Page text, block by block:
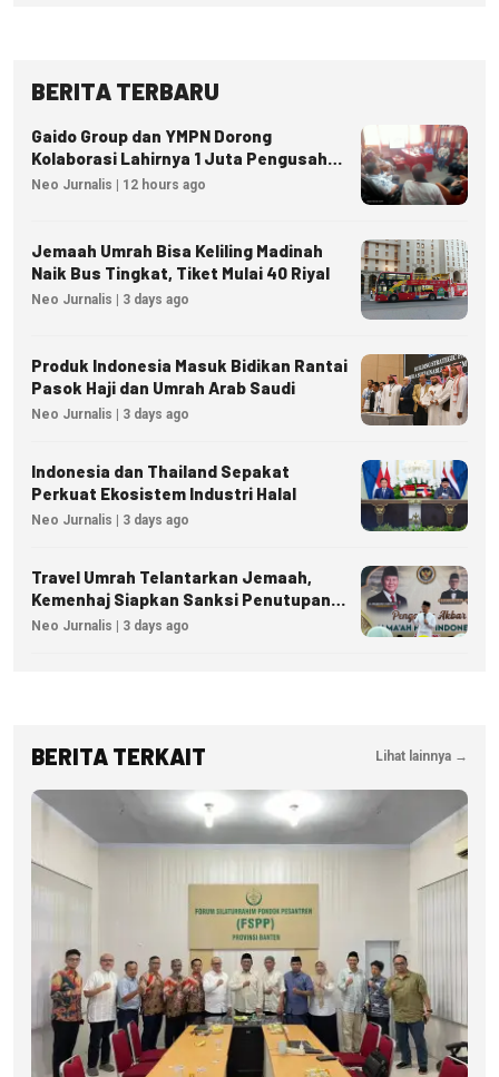
BERITA TERBARU
Gaido Group dan YMPN Dorong
Kolaborasi Lahirnya 1 Juta Pengusaha
Ekonomi Syariah
Neo Jurnalis | 12 hours ago
Jemaah Umrah Bisa Keliling Madinah
Naik Bus Tingkat, Tiket Mulai 40 Riyal
Neo Jurnalis | 3 days ago
Produk Indonesia Masuk Bidikan Rantai
Pasok Haji dan Umrah Arab Saudi
Neo Jurnalis | 3 days ago
Indonesia dan Thailand Sepakat
Perkuat Ekosistem Industri Halal
Neo Jurnalis | 3 days ago
Travel Umrah Telantarkan Jemaah,
Kemenhaj Siapkan Sanksi Penutupan
Izin hingga Pidana
Neo Jurnalis | 3 days ago
BERITA TERKAIT Lihat lainnya →